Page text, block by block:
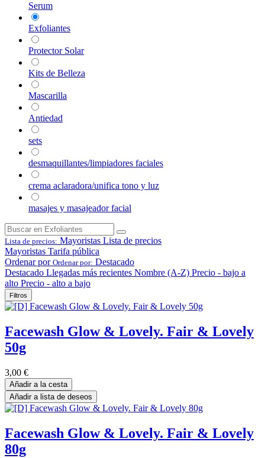
Serum
Exfoliantes
Protector Solar
Kits de Belleza
Mascarilla
Antiedad
sets
desmaquillantes/limpiadores faciales
crema aclaradora/unifica tono y luz
masajes y masajeador facial
Lista de precios: Mayoristas Lista de precios
Mayoristas Tarifa pública
Ordenar por Ordenar por: Destacado
Destacado Llegadas más recientes Nombre (A-Z) Precio - bajo a
alto Precio - alto a bajo
Filtros
Facewash Glow & Lovely. Fair & Lovely
50g
3,00 €
Añadir a la cesta
Añadir a lista de deseos
Facewash Glow & Lovely. Fair & Lovely
80g